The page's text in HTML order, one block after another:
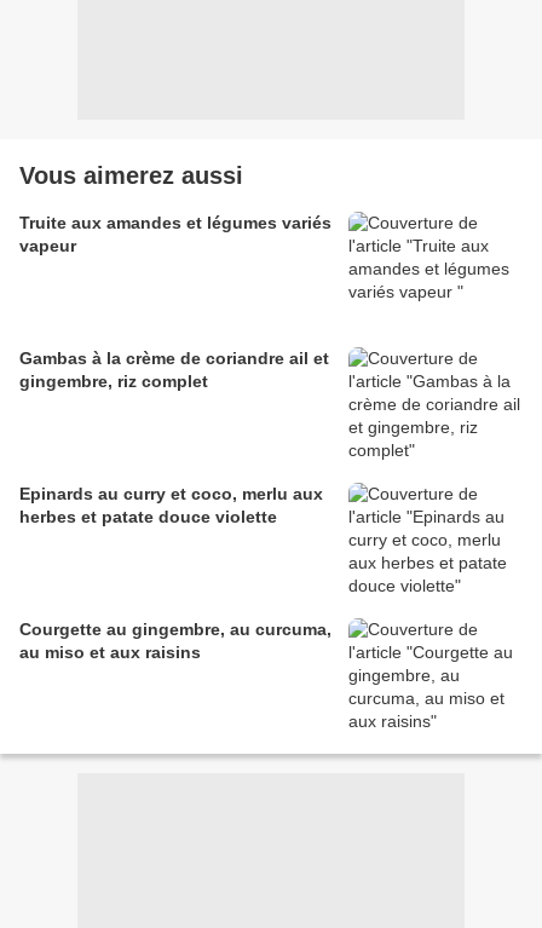
Vous aimerez aussi
Truite aux amandes et légumes variés
vapeur
Gambas à la crème de coriandre ail et
gingembre, riz complet
Epinards au curry et coco, merlu aux
herbes et patate douce violette
Courgette au gingembre, au curcuma,
au miso et aux raisins